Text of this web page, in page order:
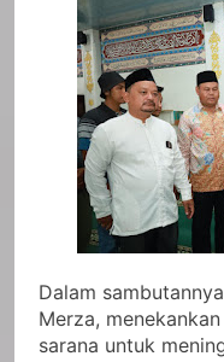
Dalam
Merza,
sarana untuk